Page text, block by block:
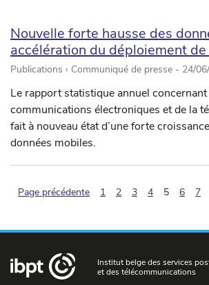
Nouvelle forte hausse des
accélération du déploiement
Publications › Communiqué de presse - 24/
Le rapport statistique annuel
communications électroniques et de la
fait à nouveau état d’une forte
données mobiles.
Page précédente 1 2 3 4 5 6 7
Institut belge des services
et des télécommunications